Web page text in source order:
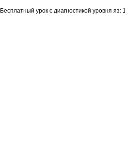
Бесплатный урок с диагностикой уровня яз: 1